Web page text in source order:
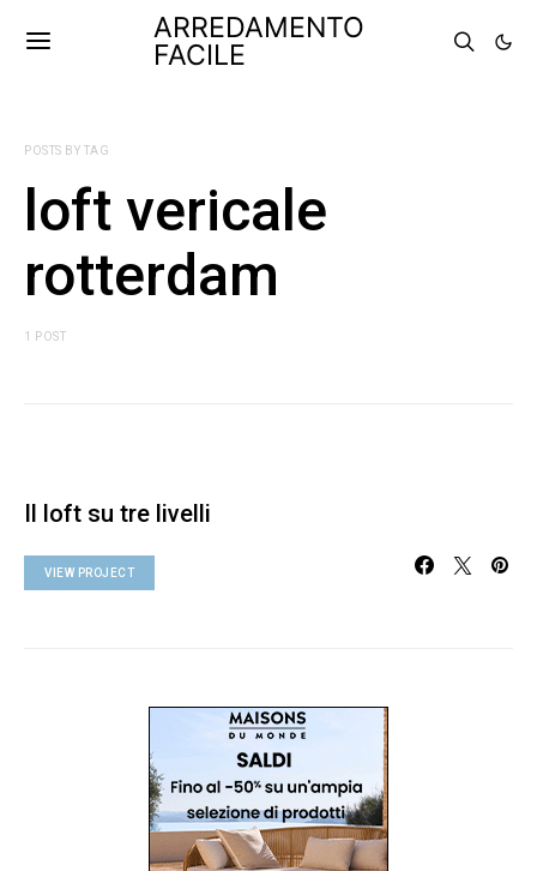
ARREDAMENTO
FACILE
POSTS BY TAG
loft vericale
rotterdam
1 POST
Il loft su tre livelli
VIEW PROJECT